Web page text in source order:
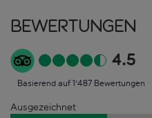
Bewertungen
4.5
Basierend auf 1'487 Bewertungen
Ausgezeichnet